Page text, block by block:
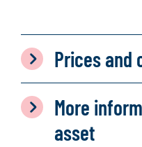
Prices and
More
asset